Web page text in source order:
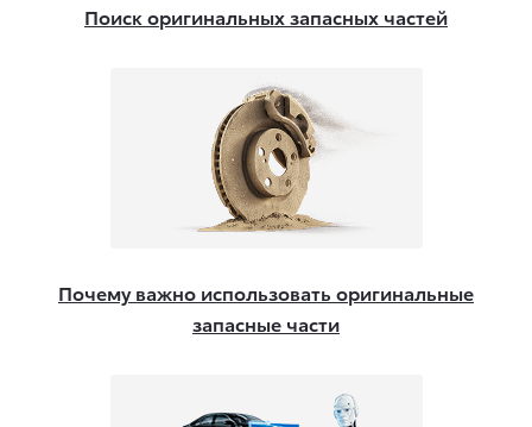
Поиск оригинальных запасных частей
Почему важно использовать оригинальные
запасные части